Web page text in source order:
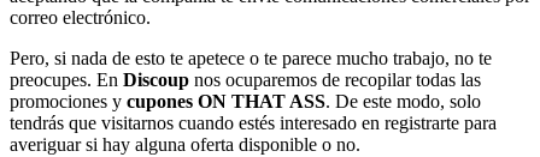
correo electrónico.
Pero, si nada de esto te apetece o te parece mucho trabajo, no te
preocupes. En Discoup nos ocuparemos de recopilar todas las
promociones y cupones ON THAT ASS. De este modo, solo
tendrás que visitarnos cuando estés interesado en registrarte para
averiguar si hay alguna oferta disponible o no.